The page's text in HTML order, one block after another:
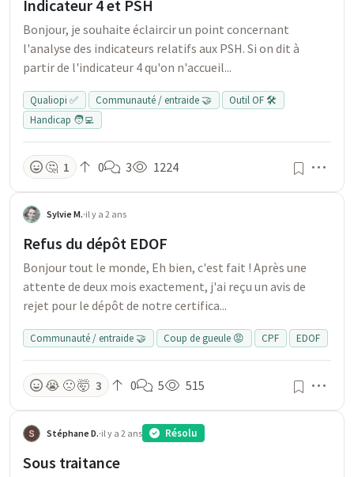
Indicateur 4 et PSH
Bonjour, je souhaite éclaircir un point concernant
l'analyse des indicateurs relatifs aux PSH. Si on dit à
partir de l'indicateur 4 qu'on n'accueil...
Qualiopi ✅ Communauté / entraide 🤝
Outil OF 🛠️
Handicap 🧑‍💻
🤔 1 0 3 1224
Sylvie M.·il y a 2 ans
Refus du dépôt EDOF
Bonjour tout le monde, Eh bien, c'est fait ! Après une
attente de deux mois exactement, j'ai reçu un avis de
rejet pour le dépôt de notre certifica...
Communauté / entraide 🤝 Coup de gueule 😡 CPF EDOF
😭 🙁🤯 3 0 5 515
Stéphane D.·il y a 2 ans Résolu
Sous traitance